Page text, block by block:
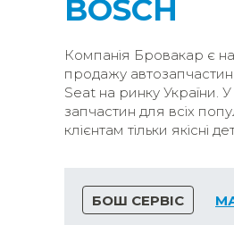
BOSCH
Компанія Бровакар є
продажу
Seat на ринку України.
запчастин для всіх
клієнтам тільки якісні
БОШ СЕРВІС